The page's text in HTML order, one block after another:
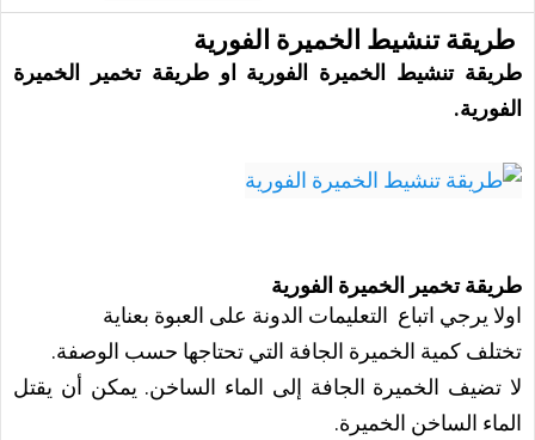
طريقة تنشيط الخميرة الفورية
طريقة تنشيط الخميرة الفورية او طريقة تخمير الخميرة
الفورية.
طريقة تخمير الخميرة الفورية
اولا يرجي اتباع التعليمات الدونة على العبوة بعناية
تختلف كمية الخميرة الجافة التي تحتاجها حسب الوصفة.
لا تضيف الخميرة الجافة إلى الماء الساخن. يمكن أن يقتل
الماء الساخن الخميرة.